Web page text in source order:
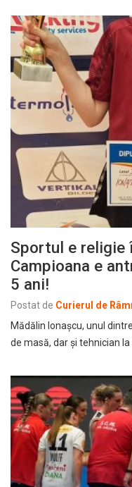
Sportul e religie
Campioana e
5 ani!
Postat de Curierul de
Mădălin Ionașcu, unul
de masă, dar și tehnician